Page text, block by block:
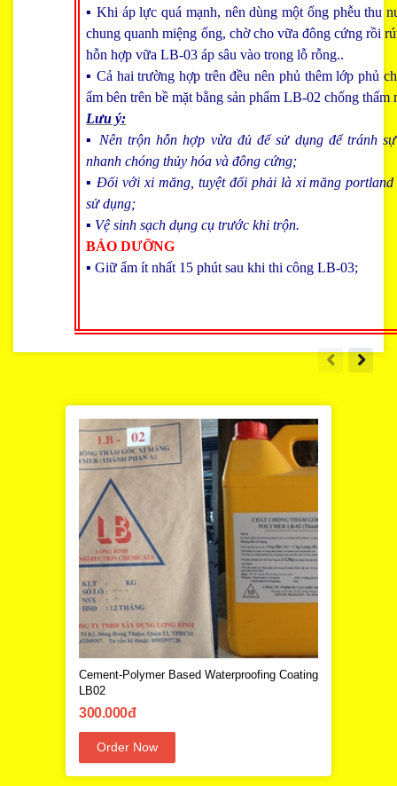
▪ Khi áp lực quá mạnh, nên dùng một ống phễu thu
chung quanh miệng ống, chờ cho vữa đông cứng rồi
hỗn hợp vữa LB-03 áp sâu vào trong lỗ rỗng..
▪ Cả hai trường hợp trên đều nên phủ thêm lớp phủ
ẩm bên trên bề mặt bằng sản phẩm LB-02 chống thấm
Lưu ý:
▪ Nên trộn hỗn hợp vừa đủ để sử dụng để tránh
nhanh chóng thủy hóa và đông cứng;
▪ Đối với xi măng, tuyệt đối phải là xi măng portland
sử dụng;
▪ Vệ sinh sạch dụng cụ trước khi trộn.
BẢO DƯỠNG
▪ Giữ ẩm ít nhất 15 phút sau khi thi công LB-03;
Cement-Polymer Based Waterproofing Coating
LB02
300.000đ
Order Now